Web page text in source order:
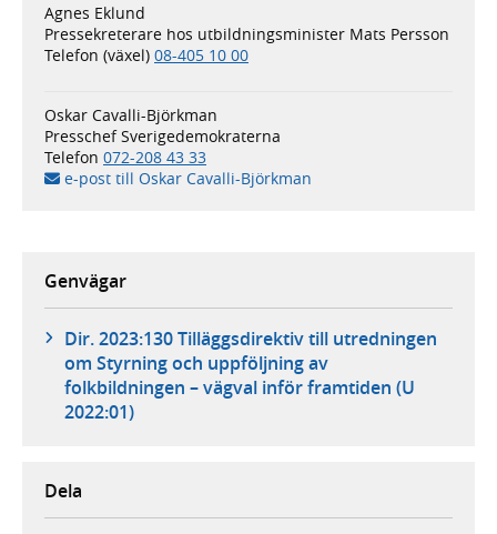
Agnes Eklund
Pressekreterare hos utbildningsminister Mats Persson
Telefon (växel) 08-405 10 00
Oskar Cavalli-Björkman
Presschef Sverigedemokraterna
Telefon 072-208 43 33
e-post till Oskar Cavalli-Björkman
Genvägar
Dir. 2023:130 Tilläggsdirektiv till utredningen
om Styrning och uppföljning av
folkbildningen – vägval inför framtiden (U
2022:01)
Dela